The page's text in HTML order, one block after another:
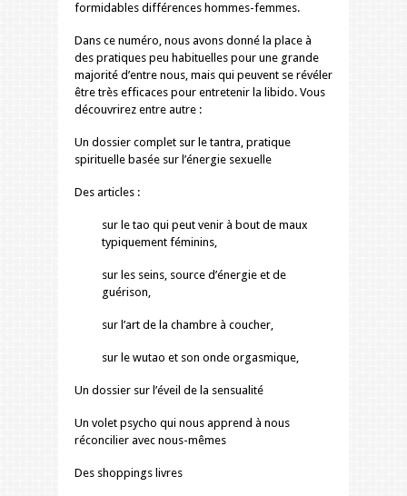
formidables différences hommes-femmes.
Dans ce numéro, nous avons donné la place à
des pratiques peu habituelles pour une grande
majorité d’entre nous, mais qui peuvent se révéler
être très efficaces pour entretenir la libido. Vous
découvrirez entre autre :
Un dossier complet sur le tantra, pratique
spirituelle basée sur l’énergie sexuelle
Des articles :
sur le tao qui peut venir à bout de maux
typiquement féminins,
sur les seins, source d’énergie et de
guérison,
sur l’art de la chambre à coucher,
sur le wutao et son onde orgasmique,
Un dossier sur l’éveil de la sensualité
Un volet psycho qui nous apprend à nous
réconcilier avec nous-mêmes
Des shoppings livres